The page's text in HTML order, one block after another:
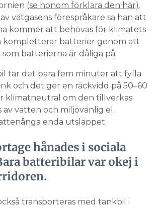
(se honom förklara den här).
vätgasens förespråkare sa han att
kommer att behövas för klimatets
kompletterar batterier genom att
batterierna är dåliga på.
tar det bara fem minuter att fylla
och det ger en räckvidd på 50–60
klimatneutral om den tillverkas
vatten och miljövänlig el.
enda utsläppet.
hånades i sociala
batteribilar var okej i
transporteras med tankbil i